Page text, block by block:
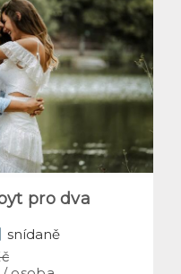
pro dva
snídaně